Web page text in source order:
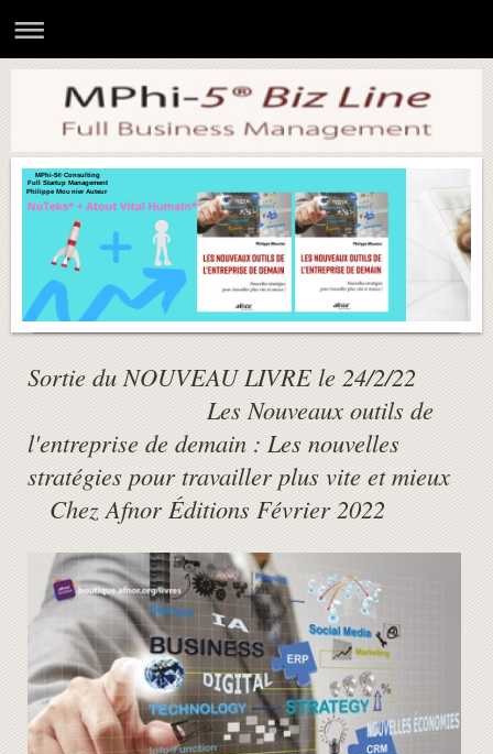
MPhi-5® Consulting
Full Startup Management
Philippe Mounier Auteur
Sortie du NOUVEAU LIVRE le 24/2/22
Les Nouveaux outils de
l'entreprise de demain : Les nouvelles
stratégies pour travailler plus vite et mieux
Chez Afnor Éditions Février 2022